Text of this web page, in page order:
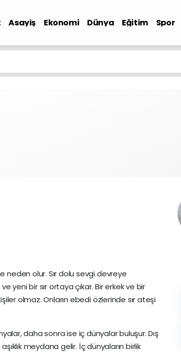
Asayiş Ekonomi Dünya Eğitim Spor
neden olur. Sır dolu sevgi devreye
yeni bir sır ortaya çıkar. Bir erkek ve bir
olmaz. Onların ebedi özlerinde sır ateşi
daha sonra ise iç dünyalar buluşur. Dış
meydana gelir. İç dünyaların birlik